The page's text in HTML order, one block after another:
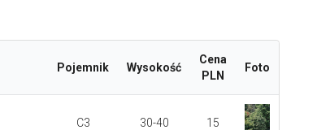
Pojemnik Wysokość
Cena
PLN
Foto
C3 30-40 15